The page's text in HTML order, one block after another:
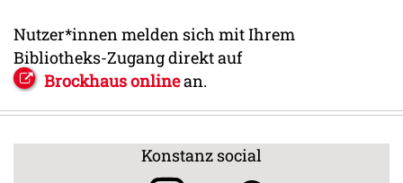
Nutzer*innen melden sich mit Ihrem
Bibliotheks-Zugang direkt auf
Brockhaus onlinean.
Konstanz social